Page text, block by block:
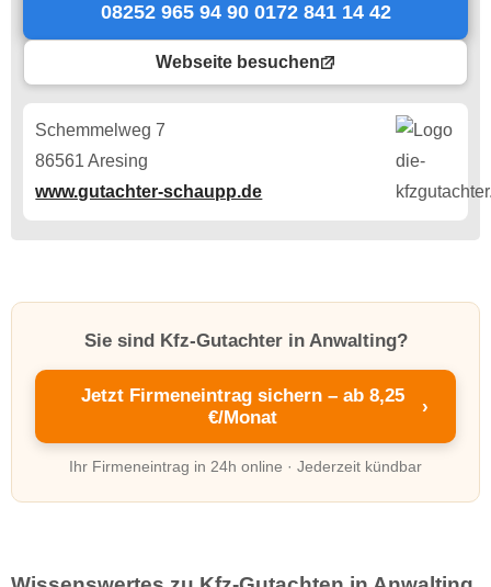
08252 965 94 90 0172 841 14 42
Webseite besuchen
Schemmelweg 7
86561 Aresing
www.gutachter-schaupp.de
Sie sind Kfz-Gutachter in Anwalting?
Jetzt Firmeneintrag sichern – ab 8,25
€/Monat
›
Ihr Firmeneintrag in 24h online · Jederzeit kündbar